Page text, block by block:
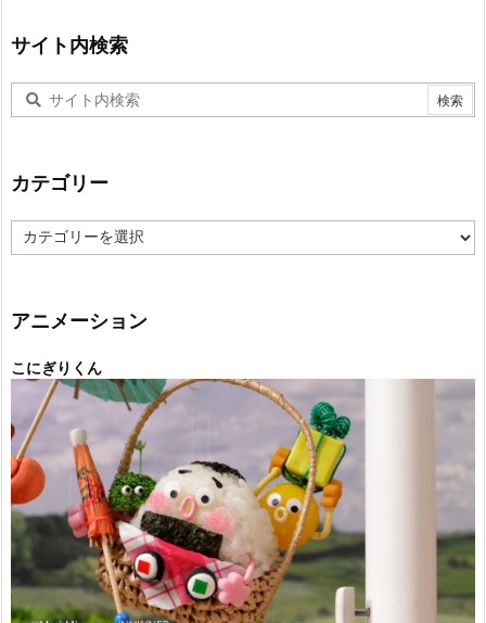
サイト内検索
カテゴリー
テ
ー
アニメーション
こにぎりくん